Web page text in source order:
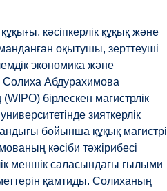
кәсіпкерлік құқық және
оқытушы, зерттеуші
экономика және
Солиха Абдурахимова
бірлескен магистрлік
зияткерлік
бойынша құқық магистрі
кәсіби тәжірибесі
меншік саласындағы ғылыми
қамтиды. Солиханың